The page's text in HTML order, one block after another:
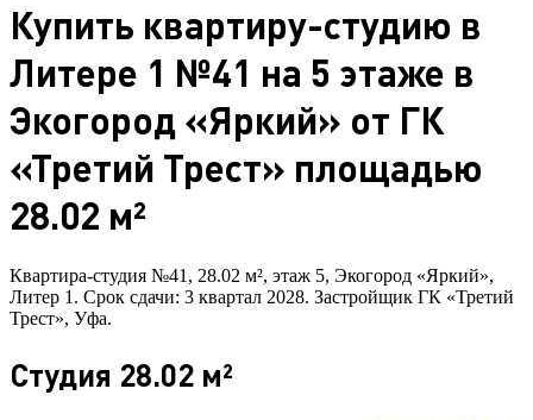
Купить квартиру-студию в
Литере 1 №41 на 5 этаже в
Экогород «Яркий» от ГК
«Третий Трест» площадью
28.02 м²
Квартира-студия №41, 28.02 м², этаж 5, Экогород «Яркий»,
Литер 1. Срок сдачи: 3 квартал 2028. Застройщик ГК «Третий
Трест», Уфа.
Студия 28.02 м²